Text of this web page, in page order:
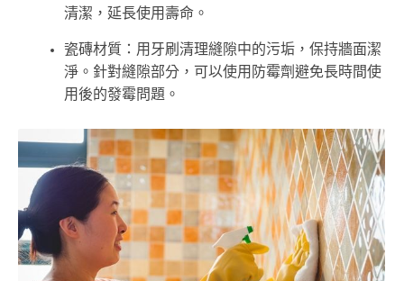
清潔，延長使用壽命。
瓷磚材質：用牙刷清理縫隙中的污垢，保持牆面潔
淨。針對縫隙部分，可以使用防霉劑避免長時間使
用後的發霉問題。